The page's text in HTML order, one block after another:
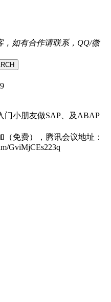
，如有合作请联系，QQ/微
门小朋友做SAP、及ABAP
免费），腾讯会议地址：
GviMjCEs223q